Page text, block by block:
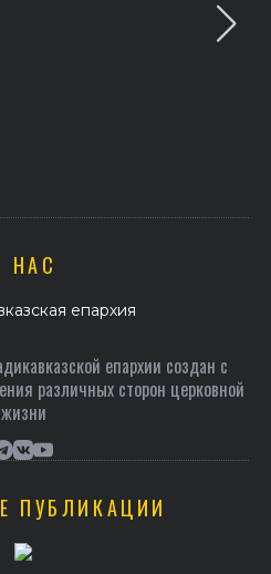
НАС
епархии создан c
различных сторон церковной
жизни
ПУБЛИКАЦИИ